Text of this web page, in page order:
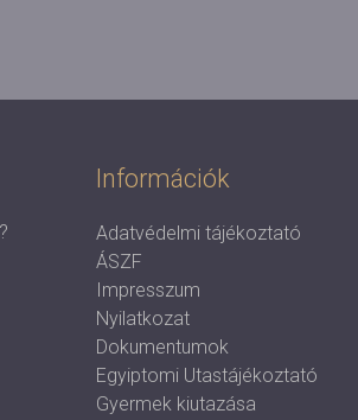
Információk
Adatvédelmi tájékoztató
ÁSZF
Impresszum
Nyilatkozat
Dokumentumok
Egyiptomi Utastájékoztató
Gyermek kiutazása